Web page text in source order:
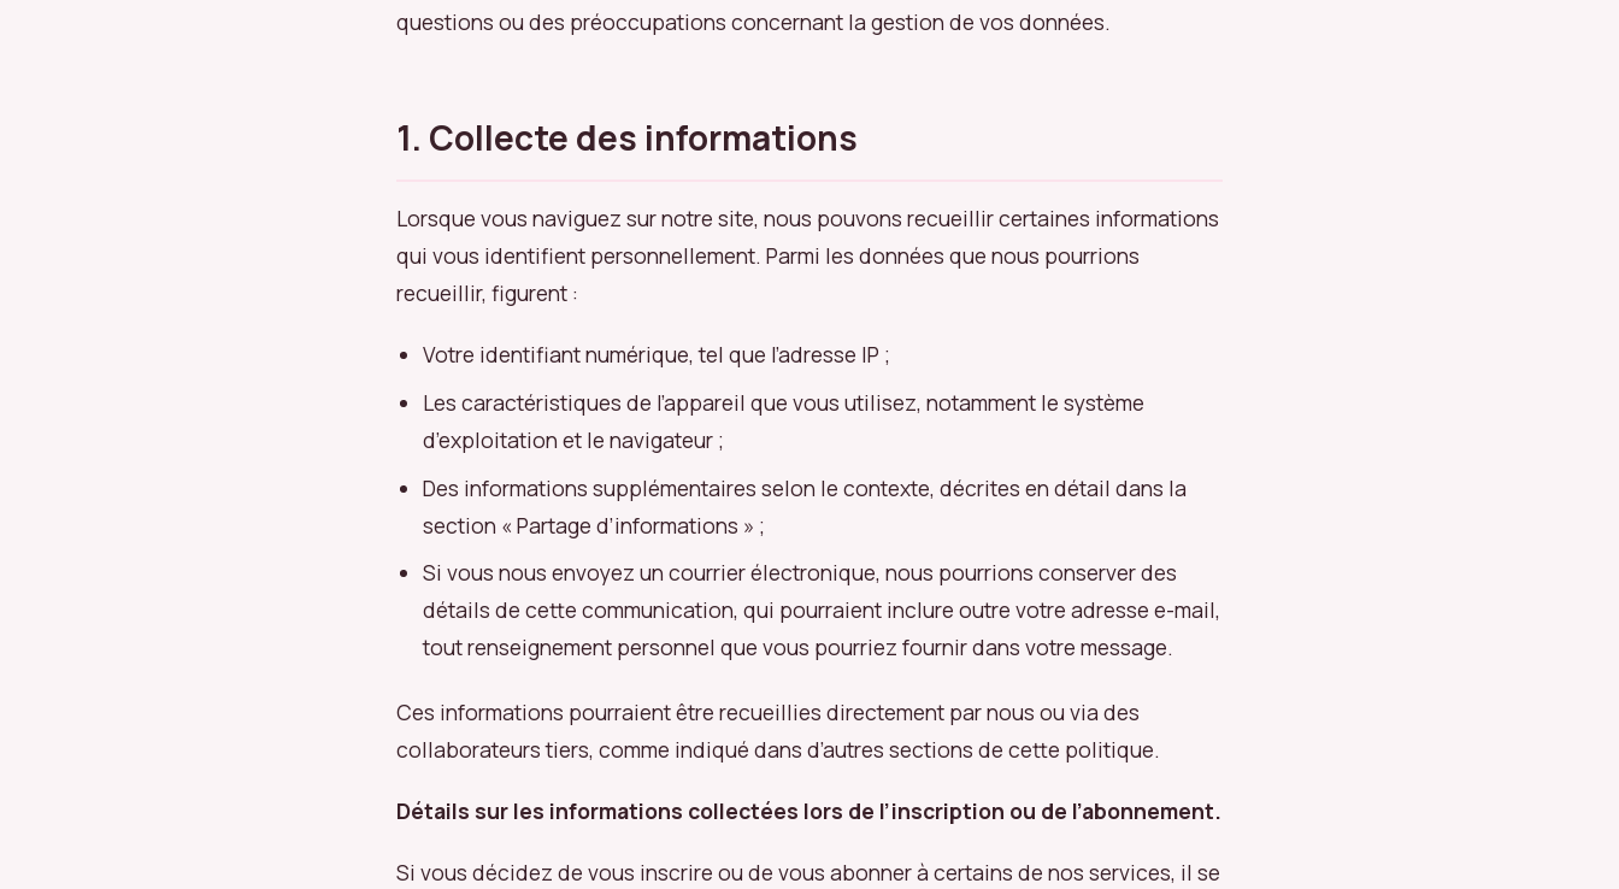
questions ou des préoccupations concernant la gestion de vos données.
1. Collecte des informations
Lorsque vous naviguez sur notre site, nous pouvons recueillir certaines informations
qui vous identifient personnellement. Parmi les données que nous pourrions
recueillir, figurent :
Votre identifiant numérique, tel que l’adresse IP ;
Les caractéristiques de l’appareil que vous utilisez, notamment le système
d’exploitation et le navigateur ;
Des informations supplémentaires selon le contexte, décrites en détail dans la
section « Partage d’informations » ;
Si vous nous envoyez un courrier électronique, nous pourrions conserver des
détails de cette communication, qui pourraient inclure outre votre adresse e-mail,
tout renseignement personnel que vous pourriez fournir dans votre message.
Ces informations pourraient être recueillies directement par nous ou via des
collaborateurs tiers, comme indiqué dans d’autres sections de cette politique.
Détails sur les informations collectées lors de l’inscription ou de l’abonnement.
Si vous décidez de vous inscrire ou de vous abonner à certains de nos services, il se